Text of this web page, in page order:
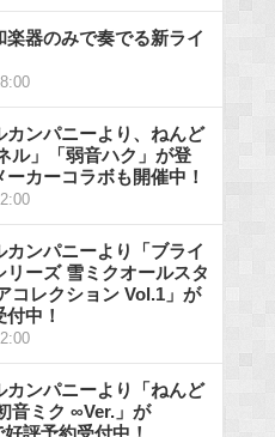
楽器のみで奏でる新ライ
カンパニーより、ねんど
ル」「弱音ハク」が登
カーコラボも開催中！
カンパニーより「ブライ
リーズ 雪ミクオールスタ
コレクション Vol.1」が
中！
カンパニーより「ねんど
音ミク ∞Ver.」が